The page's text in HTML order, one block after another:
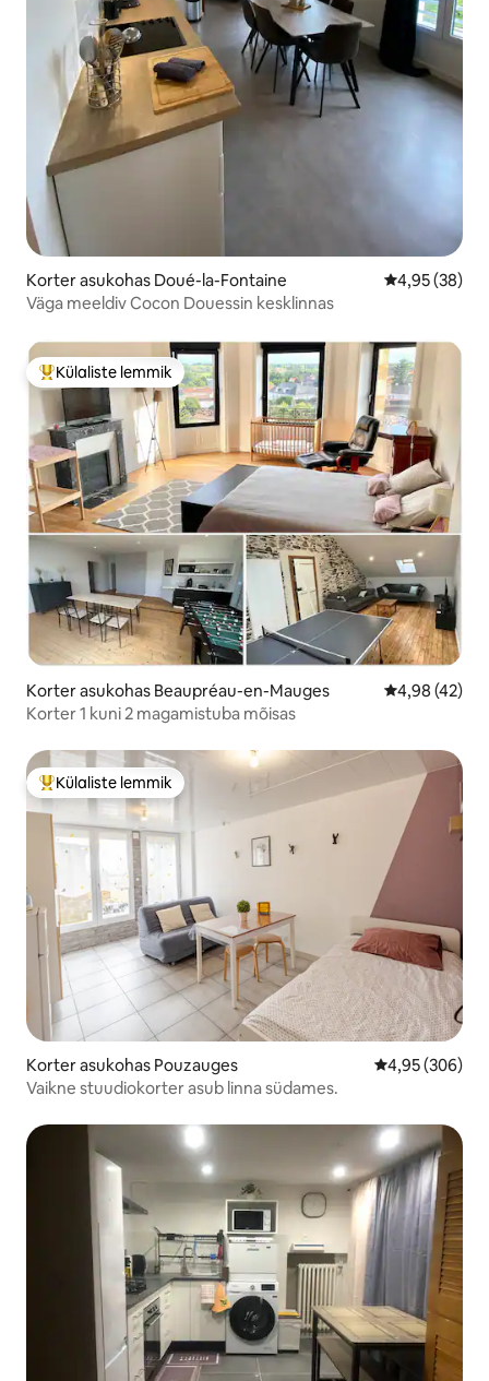
Korter asukohas Doué-la-Fontaine Keskmine
4,95 (38)
Väga meeldiv Cocon Douessin kesklinnas
Külaliste suur lemmik
Külaliste lemmik
Korter asukohas Beaupréau-en-Mauges Keskmine
4,98 (42)
Korter 1 kuni 2 magamistuba mõisas
Külaliste suur lemmik
Külaliste lemmik
Korter asukohas Pouzauges Keskmine
4,95 (306)
Vaikne stuudiokorter asub linna südames.